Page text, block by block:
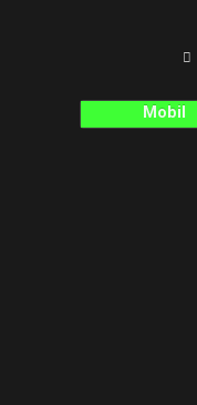
Mobil